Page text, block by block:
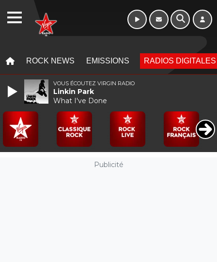
ROCK NEWS EMISSIONS RADIOS DIGITALES
Publicité
VOUS ÉCOUTEZ VIRGIN RADIO
Linkin Park
What I've Done
WEBRADIO Week-end de 06h
à 12h